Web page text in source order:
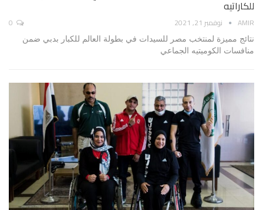
للكاراتيه
AMIR نوفمبر 21, 2021
نتائج مميزة لمنتخب مصر للسيدات في بطولة العالم للكبار بدبي ضمن
منافسات الكوميتيه الجماعي